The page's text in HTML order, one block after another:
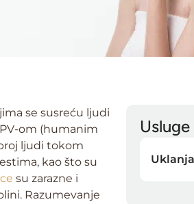
se susreću ljudi
om (humanim
ljudi tokom
kao što su
su zarazne i
Razumevanje
Usluge